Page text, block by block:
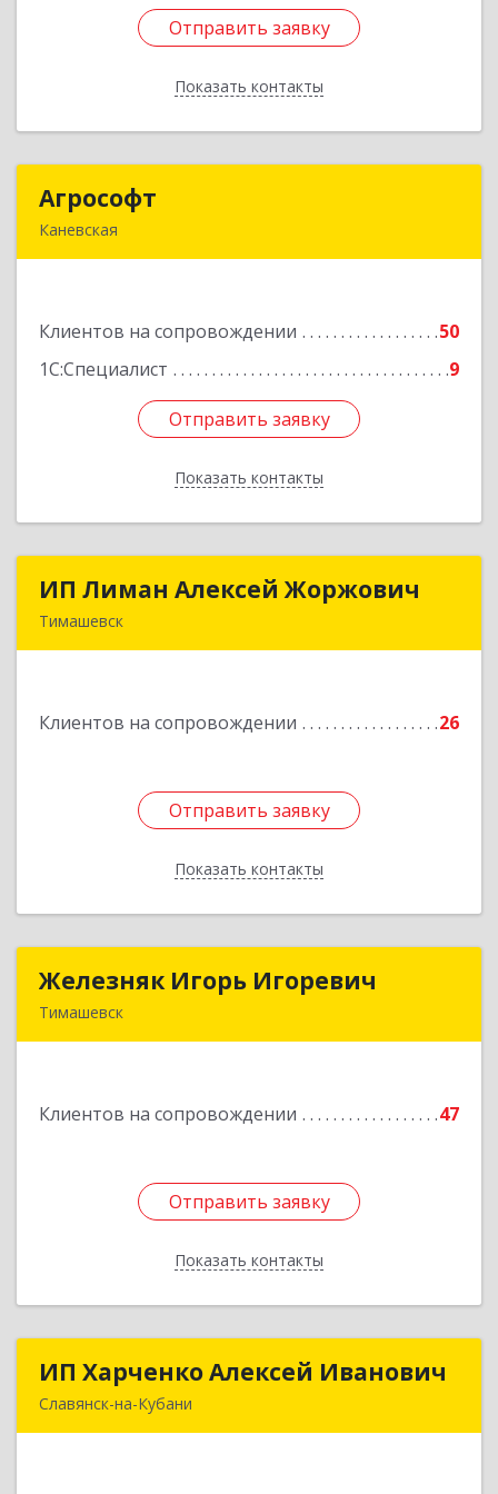
Отправить заявку
Показать контакты
Отправить заявку
Назад
Агрософт
Каневская
Клиентов на сопровождении
50
1С:Специалист
9
Отправить заявку
Показать контакты
Подробнее
Отправить заявку
Назад
ИП Лиман Алексей Жоржович
Тимашевск
Клиентов на сопровождении 26
Отправить заявку
Показать контакты
ИП Лиман Алексей Жоржович
Подробнее
Отправить заявку
Назад
Железняк Игорь Игоревич
Тимашевск
Клиентов на сопровождении 47
Отправить заявку
Показать контакты
Железняк Игорь Игоревич
Подробнее
Отправить заявку
Назад
ИП Харченко Алексей Иванович
Славянск-на-Кубани
ИП Харченко Алексей Иванович